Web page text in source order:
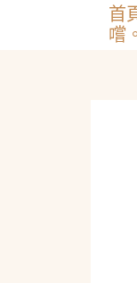
首
嚐